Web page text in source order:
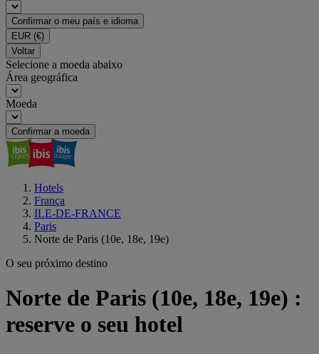
Confirmar o meu país e idioma
EUR (€)
Voltar
Selecione a moeda abaixo
Área geográfica
Moeda
Confirmar a moeda
Hotels
França
ILE-DE-FRANCE
Paris
Norte de Paris (10e, 18e, 19e)
O seu próximo destino
Norte de Paris (10e, 18e, 19e) :
reserve o seu hotel